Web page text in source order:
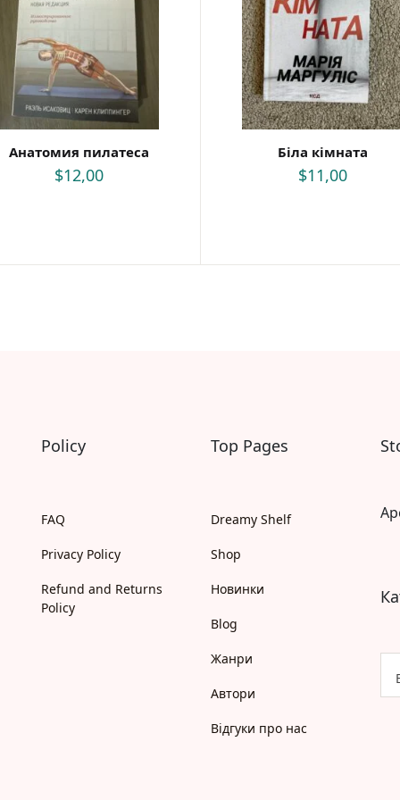
Саморозвиток, мотивація та філософія
Історія Наука Політологія
Бізнес, менеджмент та фінанси
Батьківство та виховання
Про Україну
Біблії
Духовна література
Біографічні твори
Кулінарія
Ігри для дорослих
Українська класика
Вчимося читати
Навчальні книги
Книги про Україну
Християнські книги для дітей
Ігри для дітей
Анатомия пилатеса
$12,00
Біла кімната
$11,00
Policy
FAQ
Privacy Policy
Refund and Returns
Policy
Top Pages
Dreamy Shelf
Shop
Новинки
Blog
Жанри
Автори
Відгуки про нас